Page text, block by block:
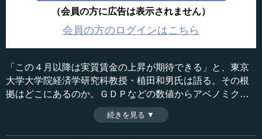
（会員の方に広告は表示されません）
会員の方のログインはこちら
「この４月以降は実質賃金の上昇が期待できる」と、東京
大学大学院経済学研究科教授・植田和男氏は語る。その根
拠はどこにあるのか。ＧＤＰなどの数値からアベノミクス
の過去を評価し、未来を展望する。
収録日：2015年2月17日
続きを見る ▼